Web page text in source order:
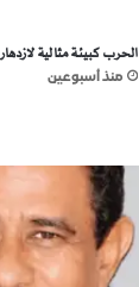
الحرب كبيئة مثالية
منذ أسبوعين